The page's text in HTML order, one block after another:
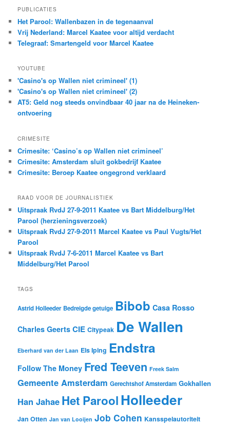
PUBLICATIES
Het Parool: Wallenbazen in de tegenaanval
Vrij Nederland: Marcel Kaatee voor altijd verdacht
Telegraaf: Smartengeld voor Marcel Kaatee
YOUTUBE
'Casino's op Wallen niet crimineel' (1)
'Casino's op Wallen niet crimineel' (2)
AT5: Geld nog steeds onvindbaar 40 jaar na de Heineken-
ontvoering
CRIMESITE
Crimesite: ‘Casino’s op Wallen niet crimineel’
Crimesite: Amsterdam sluit gokbedrijf Kaatee
Crimesite: Beroep Kaatee ongegrond verklaard
RAAD VOOR DE JOURNALISTIEK
Uitspraak RvdJ 27-9-2011 Kaatee vs Bart Middelburg/Het
Parool (herzieningsverzoek)
Uitspraak RvdJ 27-9-2011 Marcel Kaatee vs Paul Vugts/Het
Parool
Uitspraak RvdJ 7-6-2011 Marcel Kaatee vs Bart
Middelburg/Het Parool
TAGS
Astrid Holleeder Bedreigde getuige Bibob Casa Rosso
Charles Geerts CIE Citypeak De Wallen
Eberhard van der Laan Els Iping Endstra
Follow The Money Fred Teeven Freek Salm
Gemeente Amsterdam Gerechtshof Amsterdam Gokhallen
Han Jahae Het ParoolHolleeder
Jan Otten Jan van Looijen Job Cohen Kansspelautoriteit